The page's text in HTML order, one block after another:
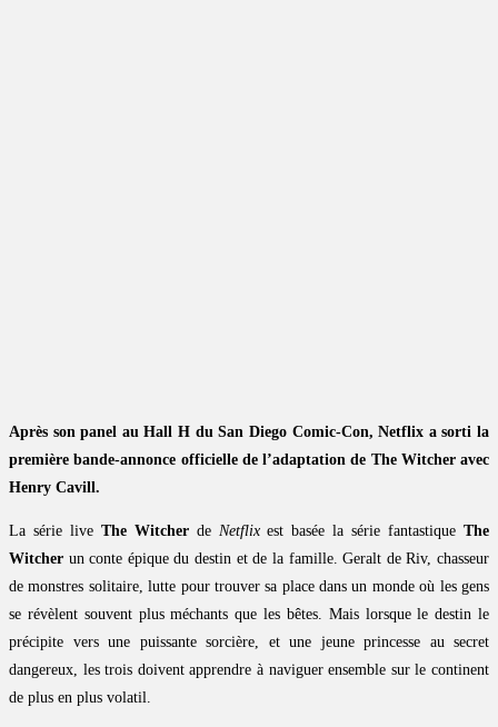
Après son panel au Hall H du San Diego Comic-Con, Netflix a sorti la
première bande-annonce officielle de l’adaptation de The Witcher avec
Henry Cavill.
La série live The Witcherde Netflixest basée la série fantastiqueThe
Witcher un conte épique du destin et de la famille. Geralt de Riv, chasseur
de monstres solitaire, lutte pour trouver sa place dans un monde où les gens
se révèlent souvent plus méchants que les bêtes. Mais lorsque le destin le
précipite vers une puissante sorcière, et une jeune princesse au secret
dangereux, les trois doivent apprendre à naviguer ensemble sur le continent
de plus en plus volatil.